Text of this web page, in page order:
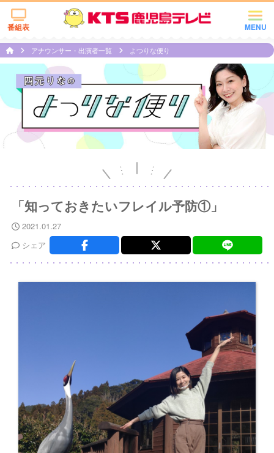
MENU
番組表
アナウンサー・出演者一覧 よつりな便り
「知っておきたいフレイル予防①」
2021.01.27
シェア